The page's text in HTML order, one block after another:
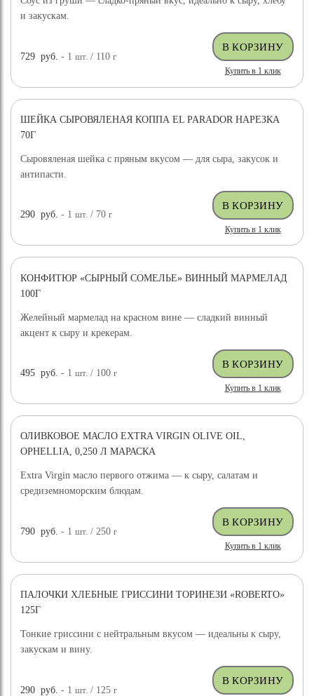
и закускам.
729 руб. - 1шт. / 110г
Купить в 1 клик
ШЕЙКА СЫРОВЯЛЕНАЯ КОППА EL PARADOR НАРЕЗКА
70Г
Сыровяленая шейка с пряным вкусом — для сыра, закусок и
антипасти.
290 руб. - 1шт. / 70г
Купить в 1 клик
КОНФИТЮР «СЫРНЫЙ СОМЕЛЬЕ» ВИННЫЙ МАРМЕЛАД
100Г
Желейный мармелад на красном вине — сладкий винный
акцент к сыру и крекерам.
495 руб. - 1шт. / 100г
Купить в 1 клик
ОЛИВКОВОЕ МАСЛО EXTRA VIRGIN OLIVE OIL,
OPHELLIA, 0,250 Л МАРАСКА
Extra Virgin масло первого отжима — к сыру, салатам и
средиземноморским блюдам.
790 руб. - 1шт. / 250г
Купить в 1 клик
ПАЛОЧКИ ХЛЕБНЫЕ ГРИССИНИ ТОРИНЕЗИ «ROBERTO»
125Г
Тонкие гриссини с нейтральным вкусом — идеальны к сыру,
закускам и вину.
290 руб. - 1шт. / 125г